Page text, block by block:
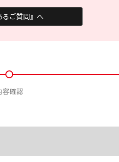
るご質問』へ
容確認